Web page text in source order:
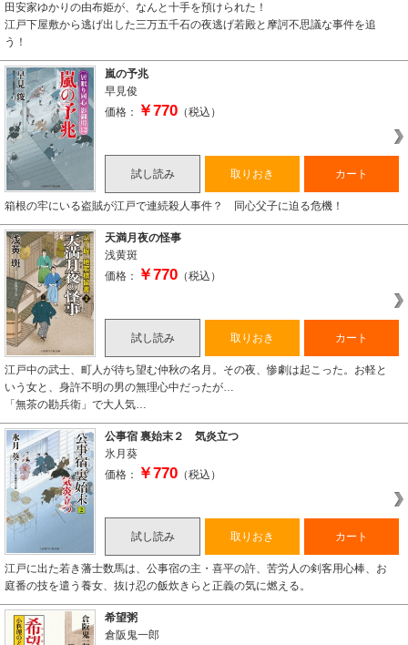
田安家ゆかりの由布姫が、なんと十手を預けられた！
江戸下屋敷から逃げ出した三万五千石の夜逃げ若殿と摩訶不思議な事件を追
う！
嵐の予兆
早見俊
価格：
￥770 （税込）
試し読み 取りおき カート
箱根の牢にいる盗賊が江戸で連続殺人事件？ 同心父子に迫る危機！
天満月夜の怪事
浅黄斑
価格：
￥770 （税込）
試し読み 取りおき カート
江戸中の武士、町人が待ち望む仲秋の名月。その夜、惨劇は起こった。お軽と
いう女と、身許不明の男の無理心中だったが…
「無茶の勘兵衛」で大人気…
公事宿 裏始末２ 気炎立つ
氷月葵
価格：
￥770 （税込）
試し読み 取りおき カート
江戸に出た若き藩士数馬は、公事宿の主・喜平の許、苦労人の剣客用心棒、お
庭番の技を遣う養女、抜け忍の飯炊きらと正義の気に燃える。
希望粥
倉阪鬼一郎